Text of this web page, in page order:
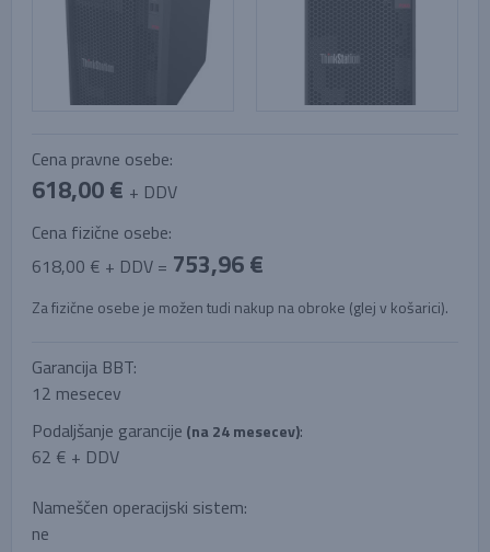
Cena pravne osebe:
618,00 € + DDV
Cena fizične osebe:
618,00 € + DDV = 753,96 €
Za fizične osebe je možen tudi nakup na obroke (glej v košarici).
Garancija BBT:
12 mesecev
Podaljšanje garancije (na 24 mesecev):
62 € + DDV
Nameščen operacijski sistem:
ne